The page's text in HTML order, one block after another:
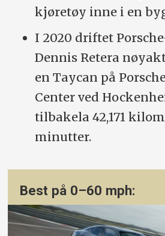
kjøretøy inne i en
I 2020 driftet
Dennis Retera
en Taycan på
Center ved
tilbakela 42,171
minutter.
Best på 0–60 mph: